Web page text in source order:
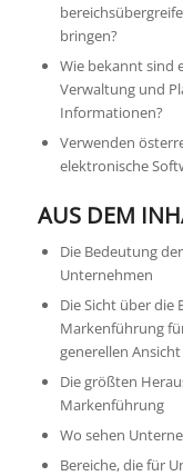
bringen?
Wie bekannt sind
Verwaltung und
Informationen?
Verwenden
elektronische
AUS DEM
Die Bedeutung
Unternehmen
Die Sicht über die
Markenführung
generellen
Die größten
Markenführung
Wo sehen
Bereiche, die für